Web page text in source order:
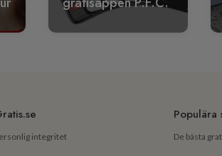
integritet
Populära